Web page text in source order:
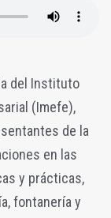
del Instituto
(Imefe),
de la
en las
y prácticas,
fontanería y